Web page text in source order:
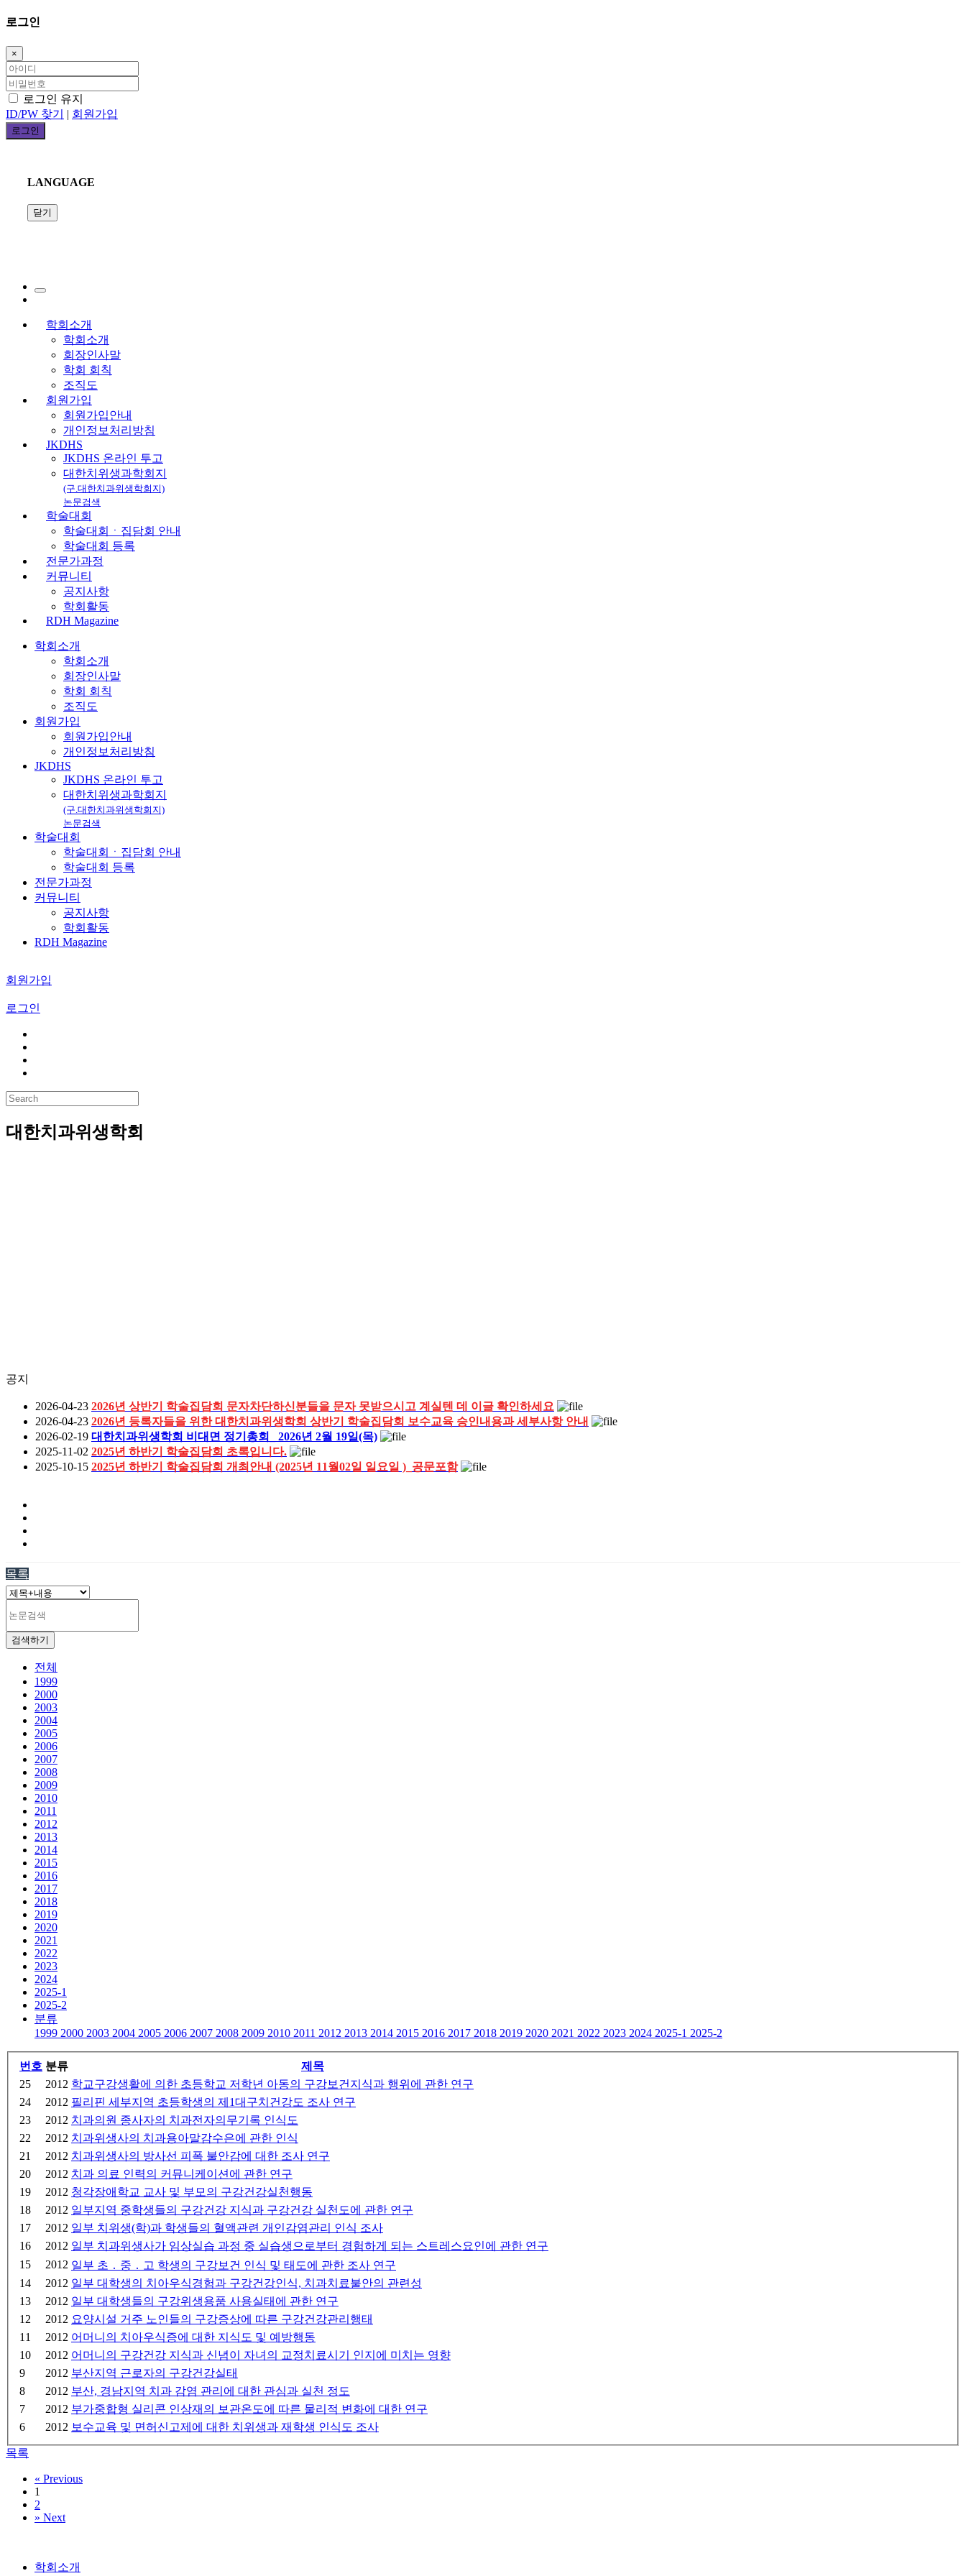
로그인
×
로그인 유지
ID/PW 찾기
| 회원가입
LANGUAGE
닫기
학회소개
학회소개
회장인사말
학회 회칙
조직도
회원가입
회원가입안내
개인정보처리방침
JKDHS
JKDHS 온라인 투고
대한치위생과학회지
(구.대한치과위생학회지)
논문검색
학술대회
학술대회ㆍ집담회 안내
학술대회 등록
전문가과정
커뮤니티
공지사항
학회활동
RDH Magazine
학회소개
학회소개
회장인사말
학회 회칙
조직도
회원가입
회원가입안내
개인정보처리방침
JKDHS
JKDHS 온라인 투고
대한치위생과학회지
(구.대한치과위생학회지)
논문검색
학술대회
학술대회ㆍ집담회 안내
학술대회 등록
전문가과정
커뮤니티
공지사항
학회활동
RDH Magazine
회원가입
로그인
대한치과위생학회
공지
2026-04-23 2026년 상반기 학술집담회 문자차단하신분들을 문자 못받으시고 계실텐 데 이글 확인하세요
2026-04-23 2026년 등록자들을 위한 대한치과위생학회 상반기 학술집담회 보수교육 승인내용과 세부사항 안내
2026-02-19 대한치과위생학회 비대면 정기총회_ 2026년 2월 19일(목)
2025-11-02 2025년 하반기 학술집담회 초록입니다.
2025-10-15 2025년 하반기 학술집담회 개최안내 (2025년 11월02일 일요일 )_공문포함
목록
검색하기
전체
1999
2000
2003
2004
2005
2006
2007
2008
2009
2010
2011
2012
2013
2014
2015
2016
2017
2018
2019
2020
2021
2022
2023
2024
2025-1
2025-2
분류
1999 2000 2003 2004 2005 2006 2007 2008 2009 2010 2011 2012 2013 2014 2015 2016 2017 2018 2019 2020 2021 2022 2023 2024 2025-1 2025-2
번호 분류
제목
25
2012 학교구강생활에 의한 초등학교 저학년 아동의 구강보건지식과 행위에 관한 연구
24
2012 필리핀 세부지역 초등학생의 제1대구치건강도 조사 연구
23
2012 치과의원 종사자의 치과전자의무기록 인식도
22
2012 치과위생사의 치과용아말감수은에 관한 인식
21
2012 치과위생사의 방사선 피폭 불안감에 대한 조사 연구
20
2012 치과 의료 인력의 커뮤니케이션에 관한 연구
19
2012 청각장애학교 교사 및 부모의 구강건강실천행동
18
2012 일부지역 중학생들의 구강건강 지식과 구강건강 실천도에 관한 연구
17
2012 일부 치위생(학)과 학생들의 혈액관련 개인감염관리 인식 조사
16
2012 일부 치과위생사가 임상실습 과정 중 실습생으로부터 경험하게 되는 스트레스요인에 관한 연구
15
2012 일부 초 ․ 중 ․ 고 학생의 구강보건 인식 및 태도에 관한 조사 연구
14
2012 일부 대학생의 치아우식경험과 구강건강인식, 치과치료불안의 관련성
13
2012 일부 대학생들의 구강위생용품 사용실태에 관한 연구
12
2012 요양시설 거주 노인들의 구강증상에 따른 구강건강관리행태
11
2012 어머니의 치아우식증에 대한 지식도 및 예방행동
10
2012 어머니의 구강건강 지식과 신념이 자녀의 교정치료시기 인지에 미치는 영향
9
2012 부산지역 근로자의 구강건강실태
8
2012 부산, 경남지역 치과 감염 관리에 대한 관심과 실천 정도
7
2012 부가중합형 실리콘 인상재의 보관온도에 따른 물리적 변화에 대한 연구
6
2012 보수교육 및 면허신고제에 대한 치위생과 재학생 인식도 조사
목록
« Previous
1
2
» Next
학회소개